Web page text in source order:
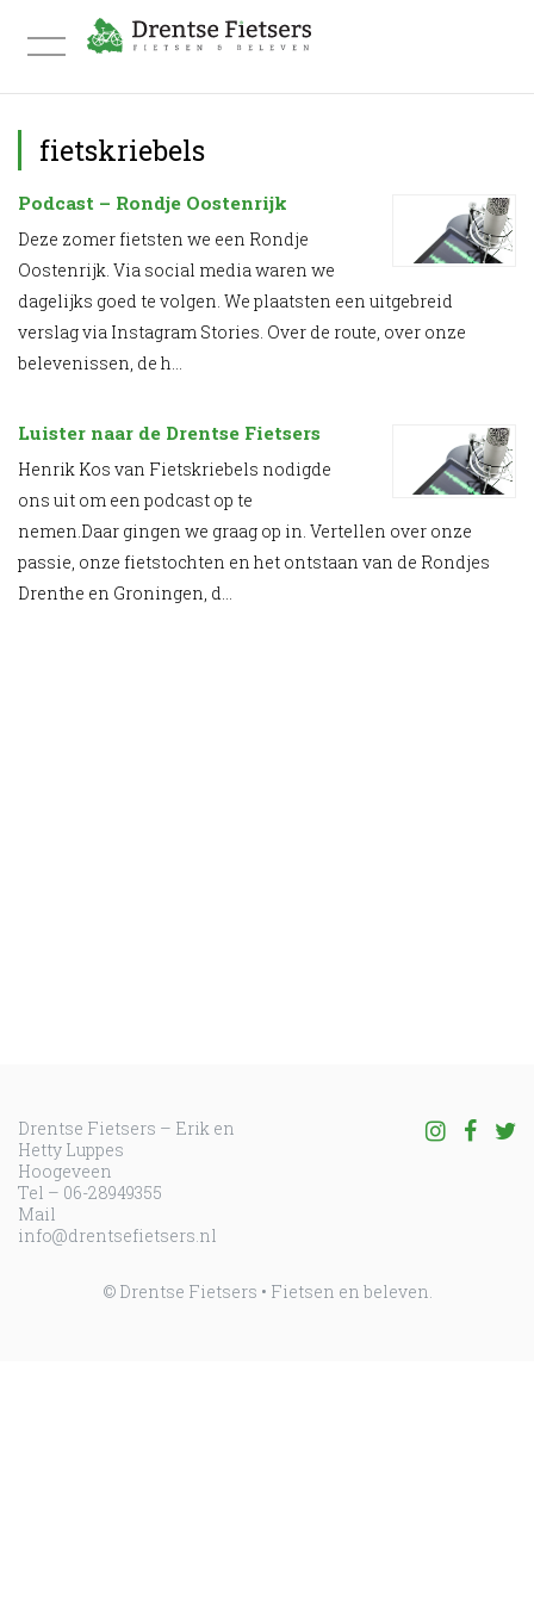
FIETSVAKANTIE INSPIRATIEDAG
BLOG & VLOG
OVER ONS
WE FIETSTEN DEZE ROUTES
WE MAKEN ROUTES
STREEKGIDS FIETSACTIEF HONDSRUG EN
RONDJE HONDSRUG
WATERZWAARDFIETSROUTE
fietskriebels
Podcast – Rondje Oostenrijk
Deze zomer fietsten we een Rondje
Oostenrijk. Via social media waren we
dagelijks goed te volgen. We plaatsten een uitgebreid
verslag via Instagram Stories. Over de route, over onze
belevenissen, de h...
Luister naar de Drentse Fietsers
Henrik Kos van Fietskriebels nodigde
ons uit om een podcast op te
nemen.Daar gingen we graag op in. Vertellen over onze
passie, onze fietstochten en het ontstaan van de Rondjes
Drenthe en Groningen, d...
Drentse Fietsers – Erik en
Hetty Luppes
Hoogeveen
Tel – 06-28949355
Mail
info@drentsefietsers.nl
Volg ons
Volg
© Drentse Fietsers • Fietsen en beleven.